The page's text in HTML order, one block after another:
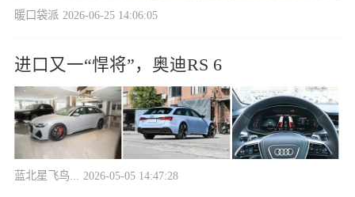
暖口袋派 2026-06-25 14:06:05
进口又一“悍将”，奥迪RS 6
蓝北星飞鸟... 2026-05-05 14:47:28